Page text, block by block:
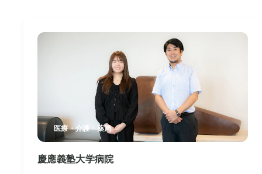
医療・介護・薬局
慶應義塾大学病院